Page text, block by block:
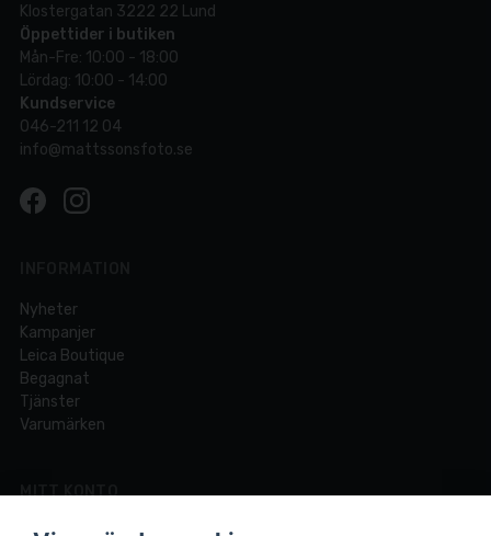
Klostergatan 3222 22 Lund
Öppettider i butiken
Mån-Fre: 10:00 - 18:00
Lördag: 10:00 - 14:00
Kundservice
046-211 12 04
info@mattssonsfoto.se
Nyheter
Kampanjer
Leica Boutique
Begagnat
Tjänster
Varumärken
MITT KONTO
Logga in